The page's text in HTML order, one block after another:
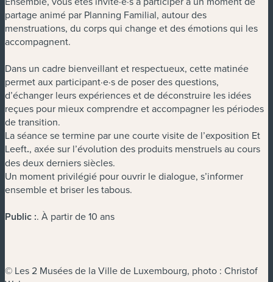
partage animé par Planning Familial, autour des
menstruations, du corps qui change et des émotions qui les
accompagnent.
Dans un cadre bienveillant et respectueux, cette matinée
permet aux participant·e·s de poser des questions,
d’échanger leurs expériences et de déconstruire les idées
reçues pour mieux comprendre et accompagner les périodes
de transition.
La séance se termine par une courte visite de l’exposition Et
Leeft., axée sur l’évolution des produits menstruels au cours
des deux derniers siècles.
Un moment privilégié pour ouvrir le dialogue, s’informer
ensemble et briser les tabous.
Public :. À partir de 10 ans
© Les 2 Musées de la Ville de Luxembourg, photo : Christof